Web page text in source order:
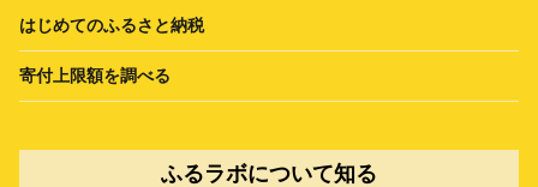
はじめてのふるさと納税
寄付上限額を調べる
ふるラボについて知る